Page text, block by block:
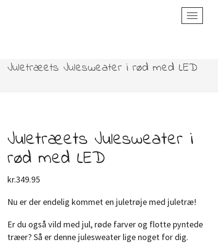
Toggle
Juletræets Julesweater i rød med LED
Juletræets Julesweater i
rød med LED
kr.349.95
Nu er der endelig kommet en juletrøje med juletræ!
Er du også vild med jul, røde farver og flotte pyntede
træer? Så er denne julesweater lige noget for dig.